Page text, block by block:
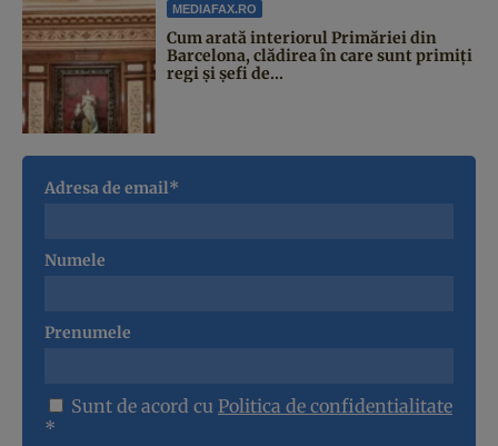
MEDIAFAX.RO
Cum arată interiorul Primăriei din
Barcelona, clădirea în care sunt primiți
regi și șefi de...
Adresa de email*
Numele
Prenumele
Sunt de acord cu Politica de confidentialitate
*